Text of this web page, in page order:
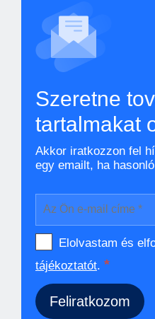
Szeretne
tartalmakat
Akkor iratkozzon fel
egy emailt, ha
Elolvastam és
tájékoztatót. *